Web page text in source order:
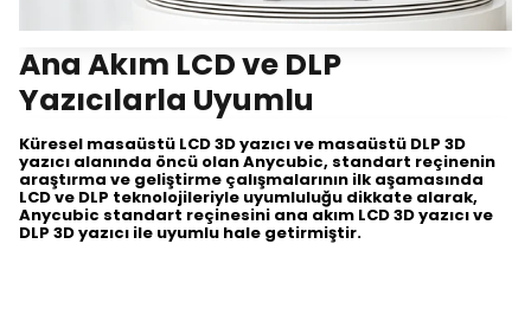
Ana Akım LCD ve DLP
Yazıcılarla Uyumlu
Küresel masaüstü LCD 3D yazıcı ve masaüstü DLP 3D
yazıcı alanında öncü olan Anycubic, standart reçinenin
araştırma ve geliştirme çalışmalarının ilk aşamasında
LCD ve DLP teknolojileriyle uyumluluğu dikkate alarak,
Anycubic standart reçinesini ana akım LCD 3D yazıcı ve
DLP 3D yazıcı ile uyumlu hale getirmiştir.